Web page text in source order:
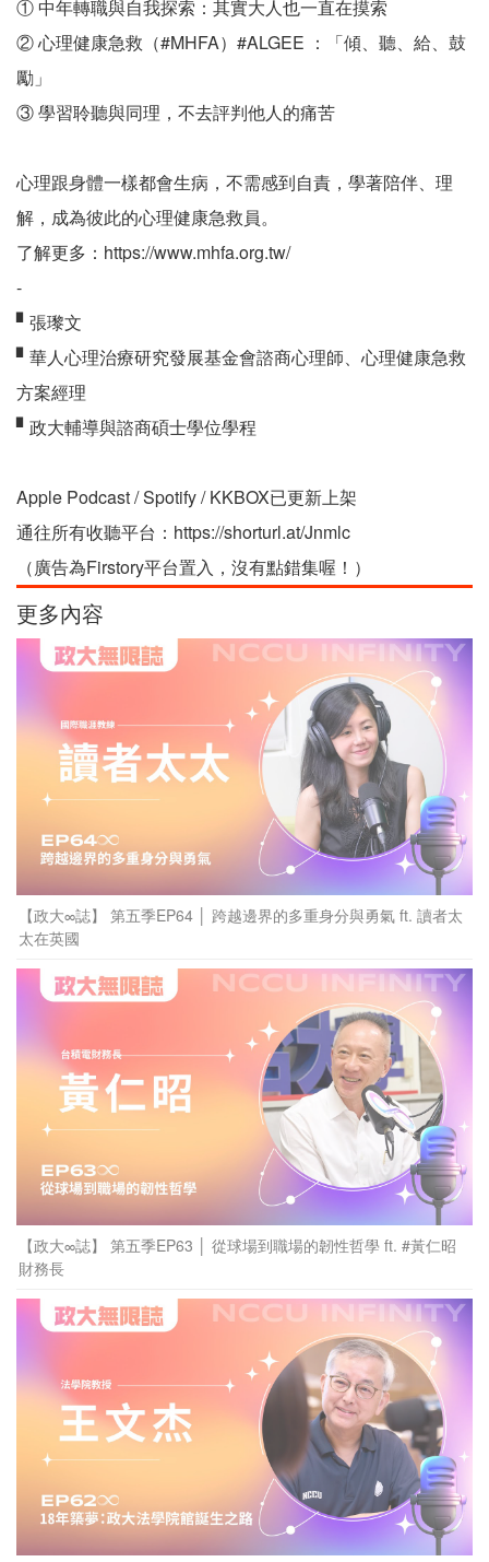
① 中年轉職與自我探索：其實大人也一直在摸索
② 心理健康急救（#MHFA）#ALGEE ：「傾、聽、給、鼓
勵」
③ 學習聆聽與同理，不去評判他人的痛苦
心理跟身體一樣都會生病，不需感到自責，學著陪伴、理
解，成為彼此的心理健康急救員。
了解更多：https://www.mhfa.org.tw/
-
▘張瓈文
▘華人心理治療研究發展基金會諮商心理師、心理健康急救
方案經理
▘政大輔導與諮商碩士學位學程
Apple Podcast / Spotify / KKBOX已更新上架
通往所有收聽平台：https://shorturl.at/Jnmlc
（廣告為Firstory平台置入，沒有點錯集喔！）
更多內容
【政大∞誌】 第五季EP64 │ 跨越邊界的多重身分與勇氣 ft. 讀者太
太在英國
【政大∞誌】 第五季EP63 │ 從球場到職場的韌性哲學 ft. #黃仁昭
財務長